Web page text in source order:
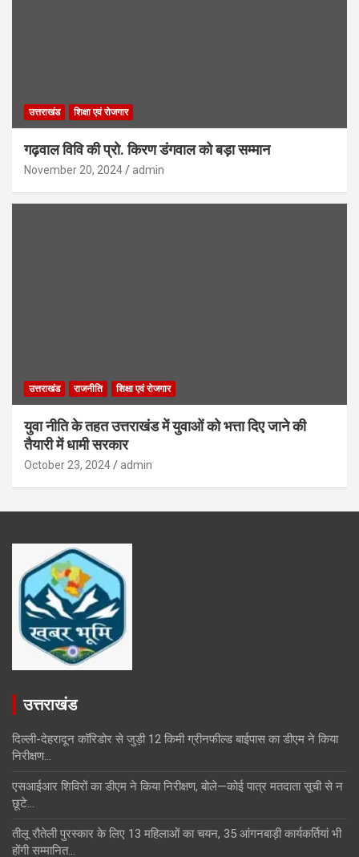
उत्तराखंड शिक्षा एवं रोजगार
गढ़वाल विवि की प्रो. किरण डंगवाल को बड़ा सम्मान
November 20, 2024 admin
उत्तराखंड राजनीति शिक्षा एवं रोजगार
युवा नीति के तहत उत्तराखंड में युवाओं को भत्ता दिए जाने की
तैयारी में धामी सरकार
October 23, 2024 admin
उत्तराखंड
दिल्ली-देहरादून कॉरिडोर से जुड़ी 12 किमी ग्रीनफील्ड बाईपास का डीएम ने किया
निरीक्षण…
एसआईआर शिविरों का डीएम ने किया निरीक्षण, बोले—कोई पात्र मतदाता सूची से न
छूटे…
तीलू रौतेली पुरस्कार के लिए 13 महिलाओं का चयन, 35 आंगनबाड़ी कार्यकर्तियां भी
होंगी सम्मानित…